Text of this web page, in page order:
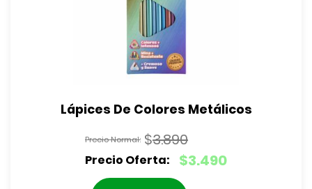
Lápices De Colores Metálicos
$3.890
El
precio
$3.490
El